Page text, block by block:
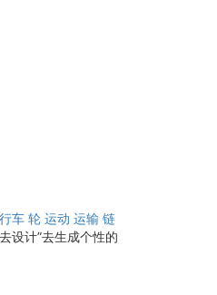
车 轮 运动 运输 链
设计”去生成个性的